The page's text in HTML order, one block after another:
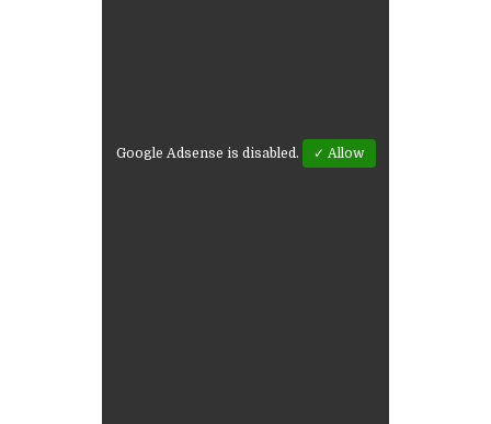
Google Adsense is disabled. ✓ Allow